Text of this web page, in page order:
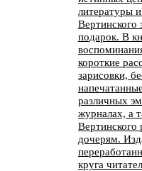
литературы
Вертинского
подарок. В
короткие
зарисовки,
различных
журналах, а
дочерям.
круга